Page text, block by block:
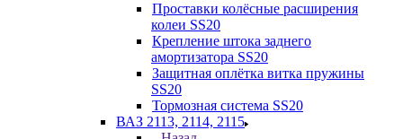
Проставки колёсные расширения
колеи SS20
Крепление штока заднего
амортизатора SS20
Защитная оплётка витка пружины
SS20
Тормозная система SS20
ВАЗ 2113, 2114, 2115